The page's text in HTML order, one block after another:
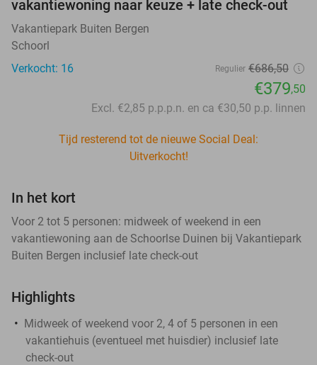
vakantiewoning naar keuze + late check-out
Vakantiepark Buiten Bergen
Schoorl
Verkocht: 16
Regulier €686,50
€379,50
Excl. €2,85 p.p.p.n. en ca €30,50 p.p. linnen
Tijd resterend tot de nieuwe Social Deal:
Uitverkocht!
In het kort
Voor 2 tot 5 personen: midweek of weekend in een
vakantiewoning aan de Schoorlse Duinen bij Vakantiepark
Buiten Bergen inclusief late check-out
Highlights
Midweek of weekend voor 2, 4 of 5 personen in een
vakantiehuis (eventueel met huisdier) inclusief late
check-out